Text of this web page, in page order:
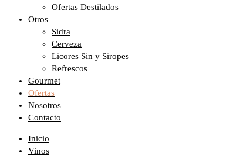
Ofertas Destilados
Otros
Sidra
Cerveza
Licores Sin y Siropes
Refrescos
Gourmet
Ofertas
Nosotros
Contacto
Inicio
Vinos